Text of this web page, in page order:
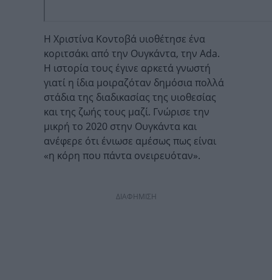
Η Χριστίνα Κοντοβά υιοθέτησε ένα
κοριτσάκι από την Ουγκάντα, την Ada.
Η ιστορία τους έγινε αρκετά γνωστή
γιατί η ίδια μοιραζόταν δημόσια πολλά
στάδια της διαδικασίας της υιοθεσίας
και της ζωής τους μαζί. Γνώρισε την
μικρή το 2020 στην Ουγκάντα και
ανέφερε ότι ένιωσε αμέσως πως είναι
«η κόρη που πάντα ονειρευόταν».
ΔΙΑΦΗΜΙΣΗ